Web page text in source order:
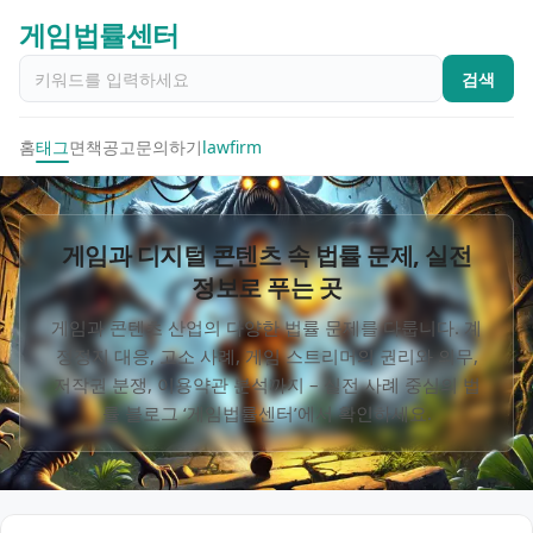
게임법률센터
검색
홈태그면책공고문의하기lawfirm
게임과 디지털 콘텐츠 속 법률 문제, 실전
정보로 푸는 곳
게임과 콘텐츠 산업의 다양한 법률 문제를 다룹니다. 계
정정지 대응, 고소 사례, 게임 스트리머의 권리와 의무,
저작권 분쟁, 이용약관 분석까지 – 실전 사례 중심의 법